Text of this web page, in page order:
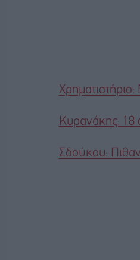
Κυρανάκης: 18
Σδούκου: